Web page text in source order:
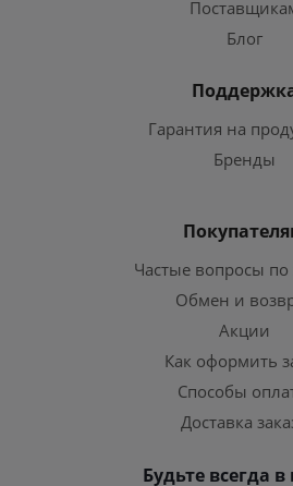
Блог
Гарантия на
Бренды
Частые вопросы по
Обмен и
Акции
Как оформить
Способы
Доставка
Будьте всегда в